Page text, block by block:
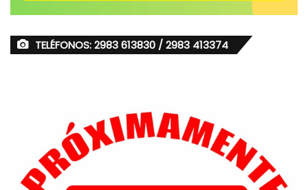
TELÉFONOS: 2983 613830 / 2983 413374